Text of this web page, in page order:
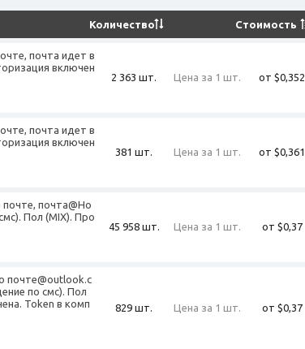
Количество Стоимость
почта идет в
включен
2 363 шт. Цена за 1 шт. от $0,352
почта идет в
включен
381 шт. Цена за 1 шт. от $0,361
почта@Ho
Пол (MIX). Про
45 958 шт. Цена за 1 шт. от $0,37
почте@outlook.c
по смс). Пол
Token в комп
829 шт. Цена за 1 шт. от $0,37